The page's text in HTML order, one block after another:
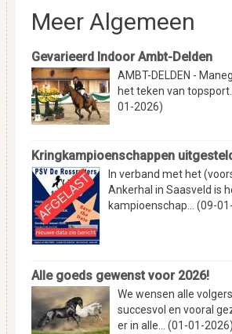
Meer Algemeen
Gevarieerd Indoor Ambt-Delden
AMBT-DELDEN -
het teken van
01-2026)
Kringkampioenschappen
In verband met het
Ankerhal in Saasveld is
kampioenschap... (09-
Alle goeds gewenst voor 2026!
We wensen alle
succesvol en vooral
er in alle... (01-01-2026)